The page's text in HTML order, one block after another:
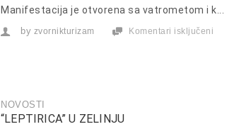
Manifestacija je otvorena sa vatrometom i k...
by zvornikturizam Komentari isključeni
NOVOSTI
“LEPTIRICA” U ZELINJU